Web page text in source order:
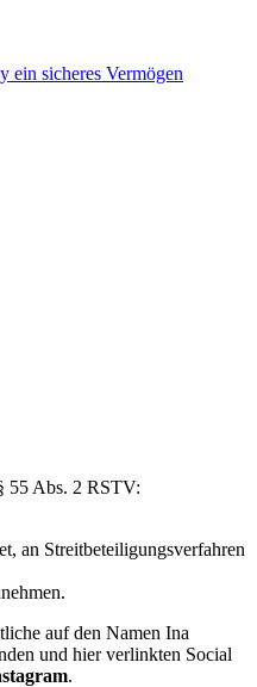
ein sicheres Vermögen
55 Abs. 2 RSTV:
an Streitbeteiligungsverfahren
auf den Namen Ina
und hier verlinkten Social
.